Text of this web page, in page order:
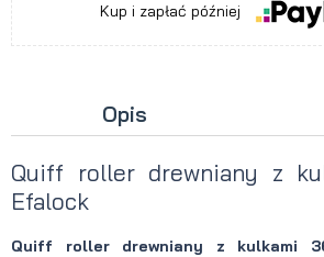
Kup i zapłać później
Opis
Quiff roller drewniany z
Efalock
Quiff roller drewniany z kulkami